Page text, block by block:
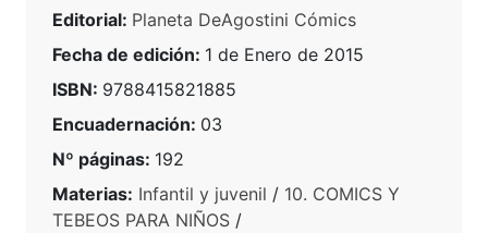
Editorial: Planeta DeAgostini Cómics
Fecha de edición: 1 de Enero de 2015
ISBN: 9788415821885
Encuadernación: 03
Nº páginas: 192
Materias: Infantil y juvenil / 10. COMICS Y
TEBEOS PARA NIÑOS /